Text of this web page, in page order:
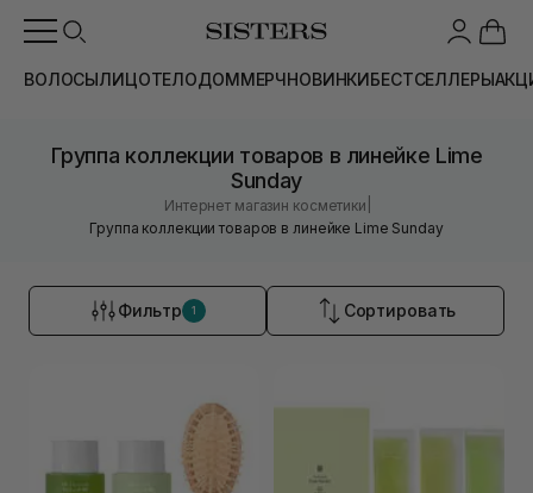
ВОЛОСЫЛИЦОТЕЛОДОММЕРЧНОВИНКИБЕСТСЕЛЛЕРЫ
Группа коллекции товаров в линейке Lime
Sunday
Интернет магазин косметики
Группа коллекции товаров в линейке Lime Sunday
Фильтр 1 Сортировать